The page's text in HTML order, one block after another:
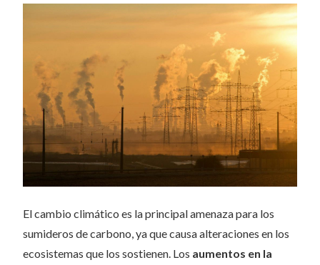
El cambio climático es la principal amenaza para los
sumideros de carbono, ya que causa alteraciones en los
ecosistemas que los sostienen. Los aumentos en la